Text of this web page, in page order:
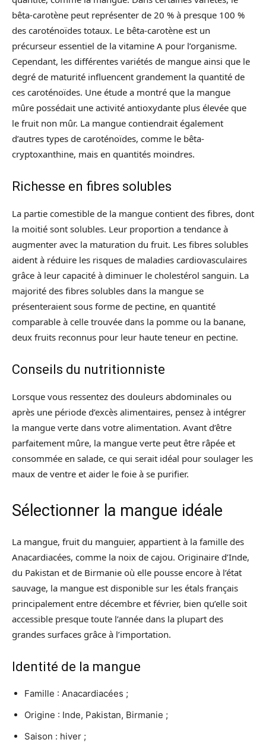
bêta-carotène peut représenter de 20 % à presque 100 %
des caroténoïdes totaux. Le bêta-carotène est un
précurseur essentiel de la vitamine A pour l’organisme.
Cependant, les différentes variétés de mangue ainsi que le
degré de maturité influencent grandement la quantité de
ces caroténoïdes. Une étude a montré que la mangue
mûre possédait une activité antioxydante plus élevée que
le fruit non mûr. La mangue contiendrait également
d’autres types de caroténoïdes, comme le bêta-
cryptoxanthine, mais en quantités moindres.
Richesse en fibres solubles
La partie comestible de la mangue contient des fibres, dont
la moitié sont solubles. Leur proportion a tendance à
augmenter avec la maturation du fruit. Les fibres solubles
aident à réduire les risques de maladies cardiovasculaires
grâce à leur capacité à diminuer le cholestérol sanguin. La
majorité des fibres solubles dans la mangue se
présenteraient sous forme de pectine, en quantité
comparable à celle trouvée dans la pomme ou la banane,
deux fruits reconnus pour leur haute teneur en pectine.
Conseils du nutritionniste
Lorsque vous ressentez des douleurs abdominales ou
après une période d’excès alimentaires, pensez à intégrer
la mangue verte dans votre alimentation. Avant d’être
parfaitement mûre, la mangue verte peut être râpée et
consommée en salade, ce qui serait idéal pour soulager les
maux de ventre et aider le foie à se purifier.
Sélectionner la mangue idéale
La mangue, fruit du manguier, appartient à la famille des
Anacardiacées, comme la noix de cajou. Originaire d’Inde,
du Pakistan et de Birmanie où elle pousse encore à l’état
sauvage, la mangue est disponible sur les étals français
principalement entre décembre et février, bien qu’elle soit
accessible presque toute l’année dans la plupart des
grandes surfaces grâce à l’importation.
Identité de la mangue
Famille : Anacardiacées ;
Origine : Inde, Pakistan, Birmanie ;
Saison : hiver ;